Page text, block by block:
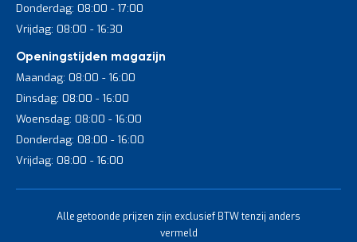
Donderdag: 08:00 - 17:00
Vrijdag: 08:00 - 16:30
Openingstijden magazijn
Maandag: 08:00 - 16:00
Dinsdag: 08:00 - 16:00
Woensdag: 08:00 - 16:00
Donderdag: 08:00 - 16:00
Vrijdag: 08:00 - 16:00
Alle getoonde prijzen zijn exclusief BTW tenzij anders
vermeld